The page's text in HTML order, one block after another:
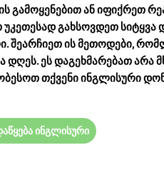
გამოყენებით ან იფიქრეთ
გახსოვდეთ სიტყვა
შეარჩიეთ ის მეთოდები,
დღეს. ეს დაგეხმარებათ
თქვენი ინგლისური
ინგლისური